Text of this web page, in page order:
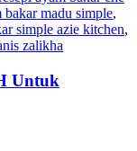
bakar madu simple,
simple azie kitchen,
zalikha
Untuk